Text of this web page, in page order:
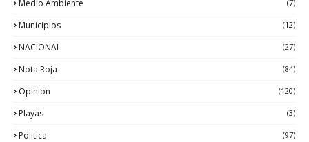
Medio Ambiente (7)
Municipios (12)
NACIONAL (27)
Nota Roja (84)
Opinion (120)
Playas (3)
Politica (97)